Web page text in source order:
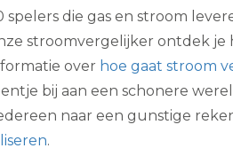
spelers die gas en stroom
stroomvergelijker ontdek je
over hoe gaat stroom
bij aan een schonere
naar een gunstige
.